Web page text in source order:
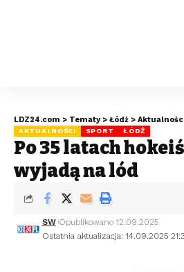
LDZ24.com > Tematy > Łódź >
AKTUALNOŚCI SPORT ŁÓDŹ
Po 35 latach
wyjadą na lód
Ostatnia aktualizacja: 14.09.2025
SW Opublikowano 12.09.2025